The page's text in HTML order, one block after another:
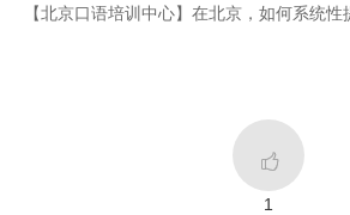
【北京口语培训中心】在北京，如何系统性

1